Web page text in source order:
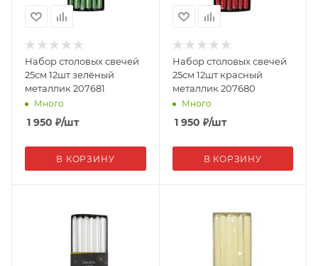
Набор столовых свечей
25см 12шт зелёный
металлик 207681
Много
1 950 ₽/шт
В КОРЗИНУ
Набор столовых свечей
25см 12шт красный
металлик 207680
Много
1 950 ₽/шт
В КОРЗИНУ